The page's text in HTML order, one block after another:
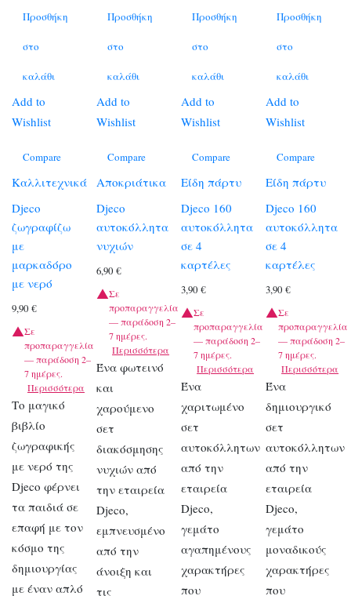
Προσθήκη
στο
καλάθι
Add to
Wishlist
Compare
Καλλιτεχνικά
Djeco
ζωγραφίζω
με
μαρκαδόρο
με νερό
9,90 €
Σε
προπαραγγελία
— παράδοση 2–
7 ημέρες.
Περισσότερα
Το μαγικό
βιβλίο
ζωγραφικής
με νερό της
Djeco φέρνει
τα παιδιά σε
επαφή με τον
κόσμο της
δημιουργίας
με έναν απλό
Προσθήκη
στο
καλάθι
Add to
Wishlist
Compare
Αποκριάτικα
Djeco
αυτοκόλλητα
νυχιών
6,90€
Σε
προπαραγγελία
— παράδοση 2–
7 ημέρες.
Περισσότερα
Ένα φωτεινό
και
χαρούμενο
σετ
διακόσμησης
νυχιών από
την εταιρεία
Djeco,
εμπνευσμένο
από την
άνοιξη και
τις
Προσθήκη
στο
καλάθι
Add to
Wishlist
Compare
Είδη πάρτυ
Djeco 160
αυτοκόλλητα
σε 4
καρτέλες
3,90€
Σε
προπαραγγελία
— παράδοση 2–
7 ημέρες.
Περισσότερα
Ένα
χαριτωμένο
σετ
αυτοκόλλητων
από την
εταιρεία
Djeco,
γεμάτο
αγαπημένους
χαρακτήρες
που
Προσθήκη
στο
καλάθι
Add to
Wishlist
Compare
Είδη πάρτυ
Djeco 160
αυτοκόλλητα
σε 4
καρτέλες
3,90€
Σε
προπαραγγελία
— παράδοση 2–
7 ημέρες.
Περισσότερα
Ένα
δημιουργικό
σετ
αυτοκόλλητων
από την
εταιρεία
Djeco,
γεμάτο
μοναδικούς
χαρακτήρες
που